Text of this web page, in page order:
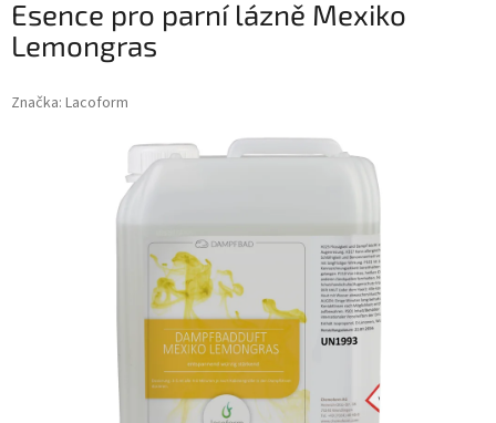
Esence pro parní lázně Mexiko
Lemongras
Značka: Lacoform